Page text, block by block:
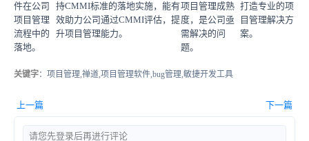
打造专业的项
目管理解决方
案。
项目管理成熟
度，是公司亟
需解决的问
题。
持CMMI标准的落地实施，能有
效助力公司通过CMMI评估，提
升项目管理能力。
件在公司
项目管理
流程中的
落地。
关键字：项目管理,禅道,项目管理软件,bug管理,敏捷开发工具
上一篇 下一篇